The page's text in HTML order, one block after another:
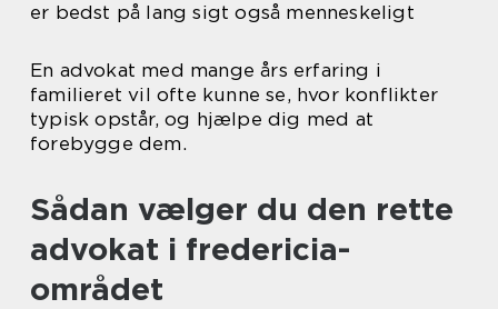
er bedst på lang sigt også menneskeligt
En advokat med mange års erfaring i
familieret vil ofte kunne se, hvor konflikter
typisk opstår, og hjælpe dig med at
forebygge dem.
Sådan vælger du den rette
advokat i fredericia-
området